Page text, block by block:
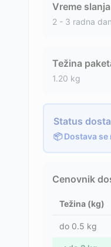
Vreme slanja
2 - 3 radna
Težina
1.20 kg
Status
📦 Dostava
Cenovnik
Težina (kg)
do 0.5 kg